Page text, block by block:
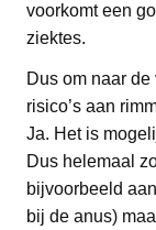
voorkomt een
ziektes.
Dus om naar
risico’s aan
Ja. Het is
Dus helemaal
bijvoorbeeld
bij de anus)